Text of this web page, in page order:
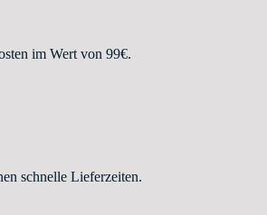
im Wert von 99€.
schnelle Lieferzeiten.